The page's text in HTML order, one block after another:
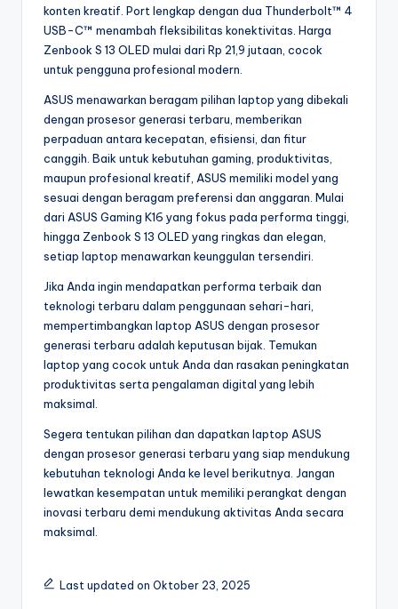
konten kreatif. Port lengkap dengan dua Thunderbolt™ 4
USB-C™ menambah fleksibilitas konektivitas. Harga
Zenbook S 13 OLED mulai dari Rp 21,9 jutaan, cocok
untuk pengguna profesional modern.
ASUS menawarkan beragam pilihan laptop yang dibekali
dengan prosesor generasi terbaru, memberikan
perpaduan antara kecepatan, efisiensi, dan fitur
canggih. Baik untuk kebutuhan gaming, produktivitas,
maupun profesional kreatif, ASUS memiliki model yang
sesuai dengan beragam preferensi dan anggaran. Mulai
dari ASUS Gaming K16 yang fokus pada performa tinggi,
hingga Zenbook S 13 OLED yang ringkas dan elegan,
setiap laptop menawarkan keunggulan tersendiri.
Jika Anda ingin mendapatkan performa terbaik dan
teknologi terbaru dalam penggunaan sehari-hari,
mempertimbangkan laptop ASUS dengan prosesor
generasi terbaru adalah keputusan bijak. Temukan
laptop yang cocok untuk Anda dan rasakan peningkatan
produktivitas serta pengalaman digital yang lebih
maksimal.
Segera tentukan pilihan dan dapatkan laptop ASUS
dengan prosesor generasi terbaru yang siap mendukung
kebutuhan teknologi Anda ke level berikutnya. Jangan
lewatkan kesempatan untuk memiliki perangkat dengan
inovasi terbaru demi mendukung aktivitas Anda secara
maksimal.
Last updated on Oktober 23, 2025